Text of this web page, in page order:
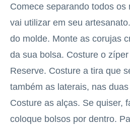
Comece separando todos os
vai utilizar em seu
do molde. Monte as corujas
da sua bolsa. Costure o
Reserve. Costure a tira que
também as laterais, nas
Costure as alças. Se quiser,
coloque bolsos por dentro.